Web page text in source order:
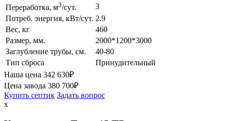
Переработка, м3/сут.
3
Потреб. энергия, кВт/сут. 2.9
Вес, кг
460
Размер, мм.
2000*1200*3000
Заглубление трубы, см.
40-80
Тип сброса
Принудительный
Наша цена 342 630₽
Цена завода 380 700₽
Купить септик Задать вопрос
x